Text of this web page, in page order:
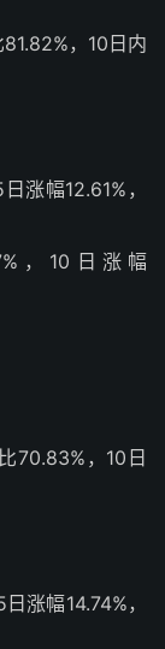
，10日内
涨幅12.61%，
，10日涨幅
70.83%，10日
涨幅14.74%，